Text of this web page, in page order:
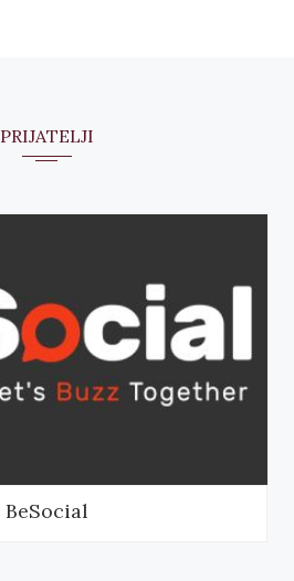
PRIJATELJI
BeSocial